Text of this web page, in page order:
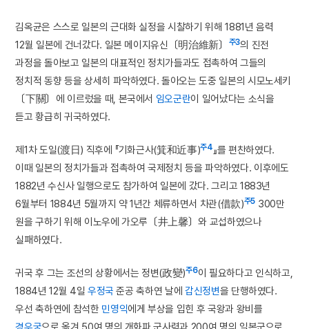
김옥균은 스스로 일본의 근대화 실정을 시찰하기 위해 1881년 음력
12월 일본에 건너갔다. 일본 메이지유신〔明治維新〕
주3의 진전
과정을 돌아보고 일본의 대표적인 정치가들과도 접촉하여 그들의
정치적 동향 등을 상세히 파악하였다. 돌아오는 도중 일본의 시모노세키
〔下關〕에 이르렀을 때, 본국에서 임오군란이 일어났다는 소식을
듣고 황급히 귀국하였다.
제1차 도일(渡日) 직후에 『기화근사(箕和近事)주4 』를 편찬하였다.
이때 일본의 정치가들과 접촉하여 국제정치 등을 파악하였다. 이후에도
1882년 수신사 일행으로도 참가하여 일본에 갔다. 그리고 1883년
6월부터 1884년 5월까지 약 1년간 체류하면서 차관(借款)주5 300만
원을 구하기 위해 이노우에 가오루〔井上馨〕와 교섭하였으나
실패하였다.
귀국 후 그는 조선의 상황에서는 정변(政變)주6이 필요하다고 인식하고,
1884년 12월 4일 우정국 준공 축하연 날에 갑신정변을 단행하였다.
우선 축하연에 참석한 민영익에게 부상을 입힌 후 국왕과 왕비를
경우궁으로 옮겨 50여 명의 개화파 군사력과 200여 명의 일본군으로